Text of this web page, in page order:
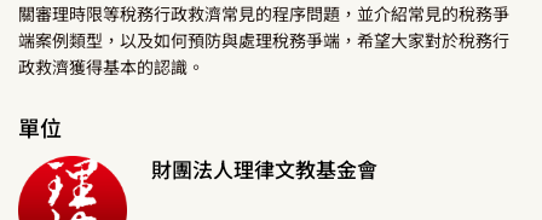
關審理時限等稅務行政救濟常見的程序問題，並介紹常見的稅務爭
端案例類型，以及如何預防與處理稅務爭端，希望大家對於稅務行
政救濟獲得基本的認識。
單位
財團法人理律文教基金會